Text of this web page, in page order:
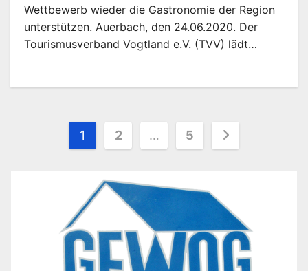
Wettbewerb wieder die Gastronomie der Region
unterstützen. Auerbach, den 24.06.2020. Der
Tourismusverband Vogtland e.V. (TVV) lädt…
Seitennummerierung
Beiträge
1 2 … 5